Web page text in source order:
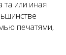
та или иная
печатями,